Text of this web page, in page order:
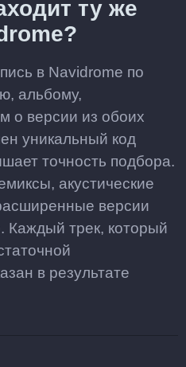
ту же
в Navidrome по
альбому,
о версии из обоих
уникальный код
точность подбора.
акустические
версии
Каждый трек, который
в результате